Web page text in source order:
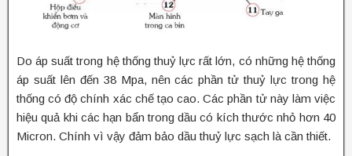
Do áp suất trong hệ thống thuỷ lực rất lớn, có những hệ thống
áp suất lên đến 38 Mpa, nên các phần tử thuỷ lực trong hệ
thống có độ chính xác chế tạo cao. Các phần tử này làm việc
hiệu quả khi các hạn bẩn trong dầu có kích thước nhỏ hơn 40
Micron. Chính vì vậy đảm bảo dầu thuỷ lực sạch là cần thiết.